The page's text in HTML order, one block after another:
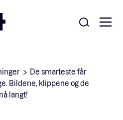
De smarteste får
Bildene, klippene og de
langt!